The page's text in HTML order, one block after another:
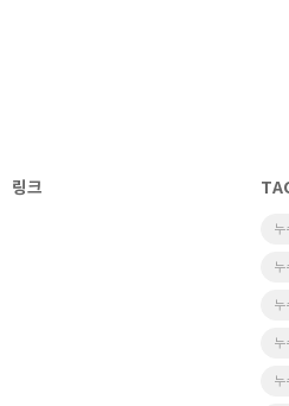
링크
누
누
누
누